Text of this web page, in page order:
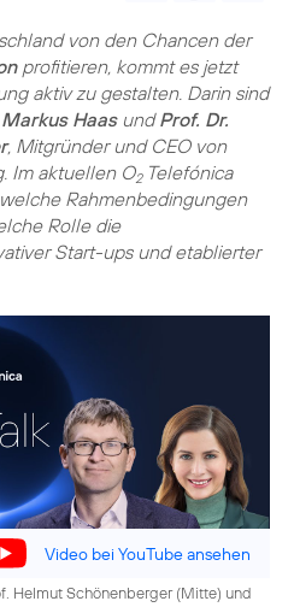
von den Chancen der
profitieren, kommt es jetzt
aktiv zu gestalten. Darin sind
Markus HaasundProf. Dr.
, Mitgründer und CEO von
Im aktuellen O2Telefónica
Rahmenbedingungen
Rolle die
Start-ups und etablierter
Video bei YouTube ansehen
Helmut Schönenberger (Mitte) und